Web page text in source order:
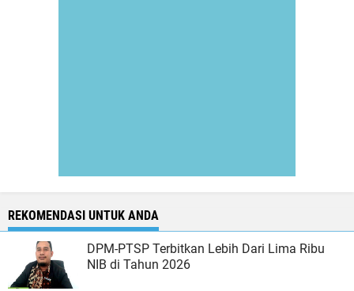
REKOMENDASI UNTUK ANDA
DPM-PTSP Terbitkan Lebih Dari Lima Ribu
NIB di Tahun 2026